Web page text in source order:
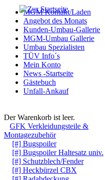
MGM Kontakt/Laden
Angebot des Monats
Kunden-Umbau-Gallerie
MGM-Umbau Gallerie
Umbau Spezialisten
TÜV Info´s
Mein Konto
News -Startseite
Gästebuch
Unfall-Ankauf
Der Warenkorb ist leer.
GFK Verkleidungsteile &
Montagezubehör
[#] Bugspoiler
[#] Bugspoiler Haltesatz univ.
[#] Schutzblech/Fender
[#] Heckbürzel CBX